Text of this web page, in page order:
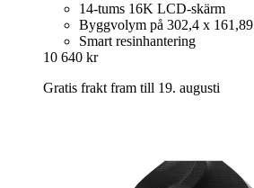
14-tums 16K LCD-skärm
Byggvolym på 302,4 x
Smart resinhantering
10 640 kr
Gratis frakt fram till 19. augusti